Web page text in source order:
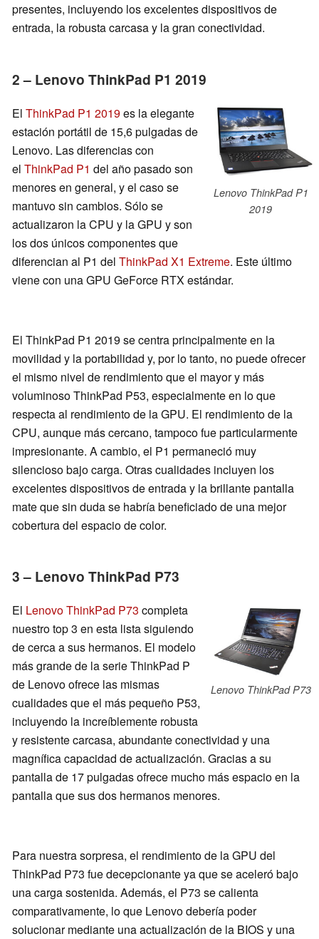
presentes, incluyendo los excelentes dispositivos de
entrada, la robusta carcasa y la gran conectividad.
2 – Lenovo ThinkPad P1 2019
Lenovo ThinkPad P1
2019
El ThinkPad P1 2019es la elegante
estación portátil de 15,6 pulgadas de
Lenovo. Las diferencias con
el ThinkPad P1 del año pasado son
menores en general, y el caso se
mantuvo sin cambios. Sólo se
actualizaron la CPU y la GPU y son
los dos únicos componentes que
diferencian al P1 del ThinkPad X1 Extreme. Este último
viene con una GPU GeForce RTX estándar.
El ThinkPad P1 2019 se centra principalmente en la
movilidad y la portabilidad y, por lo tanto, no puede ofrecer
el mismo nivel de rendimiento que el mayor y más
voluminoso ThinkPad P53, especialmente en lo que
respecta al rendimiento de la GPU. El rendimiento de la
CPU, aunque más cercano, tampoco fue particularmente
impresionante. A cambio, el P1 permaneció muy
silencioso bajo carga. Otras cualidades incluyen los
excelentes dispositivos de entrada y la brillante pantalla
mate que sin duda se habría beneficiado de una mejor
cobertura del espacio de color.
3 – Lenovo ThinkPad P73
Lenovo ThinkPad P73
El Lenovo ThinkPad P73 completa
nuestro top 3 en esta lista siguiendo
de cerca a sus hermanos. El modelo
más grande de la serie ThinkPad P
de Lenovo ofrece las mismas
cualidades que el más pequeño P53,
incluyendo la increíblemente robusta
y resistente carcasa, abundante conectividad y una
magnífica capacidad de actualización. Gracias a su
pantalla de 17 pulgadas ofrece mucho más espacio en la
pantalla que sus dos hermanos menores.
Para nuestra sorpresa, el rendimiento de la GPU del
ThinkPad P73 fue decepcionante ya que se aceleró bajo
una carga sostenida. Además, el P73 se calienta
comparativamente, lo que Lenovo debería poder
solucionar mediante una actualización de la BIOS y una